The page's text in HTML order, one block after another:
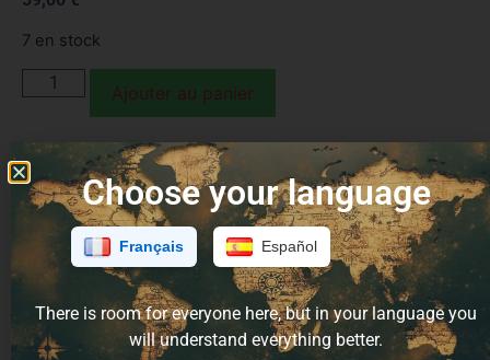
7 en stock
Ajouter au panier
Sac à dos 100 % recyclé – pratique, léger et prêt à
voyager avec toi
Fabriqué entièrement à partir de bouteilles recyclées, ce
sac à dos imperméable est l’allié idéal pour partir à
l’aventure. Compact et malin, il respecte même les
dimensions les plus strictes des compagnies aériennes.
Le plus ? Il s’adapte à ton style : porte-le à l’épaule grâce à
sa poignée latérale, ou utilise les bretelles dissimulées
Choose your language
Français Español
There is room for everyone here, but in your language you
will understand everything better.